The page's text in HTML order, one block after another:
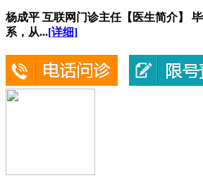
杨成平 互联网门诊主任【医生简介】
系，从...[详细]